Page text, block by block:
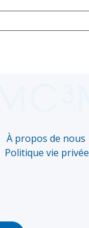
À propos de nous
Politique vie privée